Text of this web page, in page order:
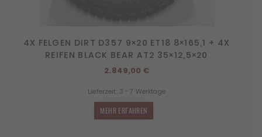
4X FELGEN DIRT D357 9×20 ET18 8×165,1 + 4X
REIFEN BLACK BEAR AT2 35×12,5×20
2.849,00 €
Lieferzeit: 3 - 7 Werktage
MEHR ERFAHREN